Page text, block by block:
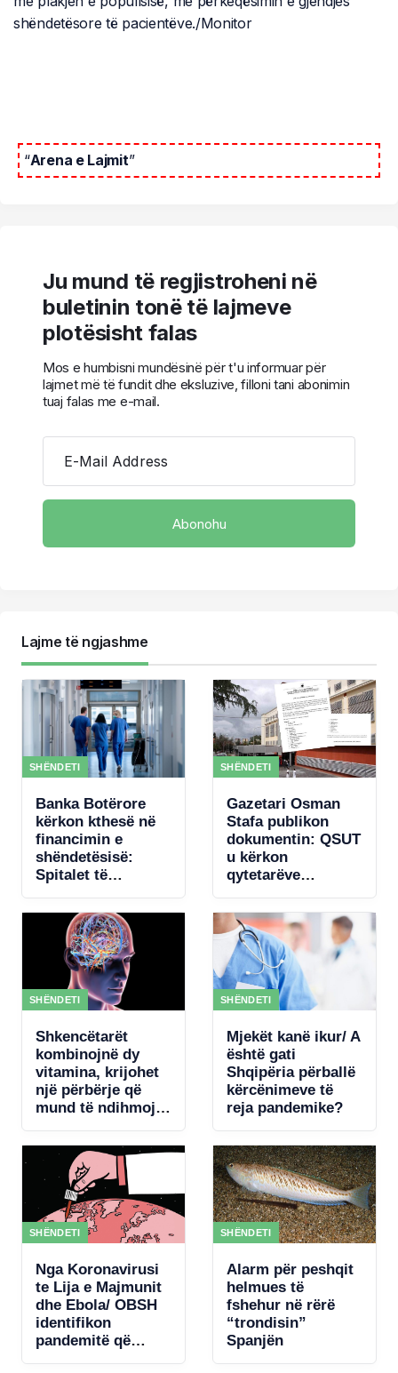
shëndetësore të pacientëve./Monitor
“Arena e Lajmit”
Ju mund të regjistroheni në
buletinin tonë të lajmeve
plotësisht falas
Mos e humbisni mundësinë për t'u informuar për
lajmet më të fundit dhe eksluzive, filloni tani abonimin
tuaj falas me e-mail.
E-Mail Address
Lajme të ngjashme
SHËNDETI
Banka Botërore
kërkon kthesë në
financimin e
shëndetësisë:
Spitalet të
rezultateve
SHËNDETI
Gazetari Osman
Stafa publikon
dokumentin: QSUT
u kërkon
qytetarëve
pajisje mjekësore,
qeveria akordon 4
mln € për
koncertin e Kanye
West
SHËNDETI
Shkencëtarët
kombinojnë dy
vitamina, krijohet
një përbërje që
mund të ndihmojë
trurit
SHËNDETI
Mjekët kanë ikur/ A
është gati
Shqipëria përballë
kërcënimeve të
reja pandemike?
SHËNDETI
Nga Koronavirusi
te Lija e Majmunit
dhe Ebola/ OBSH
identifikon
pandemitë që
SHËNDETI
Alarm për peshqit
helmues të
fshehur në rërë
“trondisin”
Spanjën